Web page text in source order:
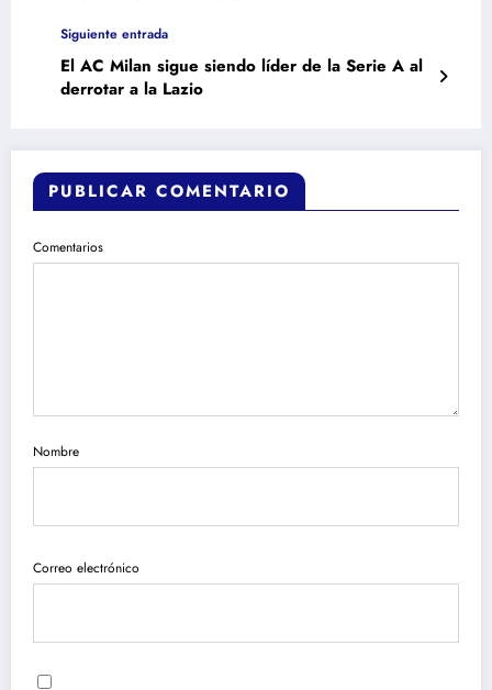
Siguiente entrada
El AC Milan sigue siendo líder de la Serie A al
derrotar a la Lazio
PUBLICAR COMENTARIO
Comentarios
Nombre
Correo electrónico